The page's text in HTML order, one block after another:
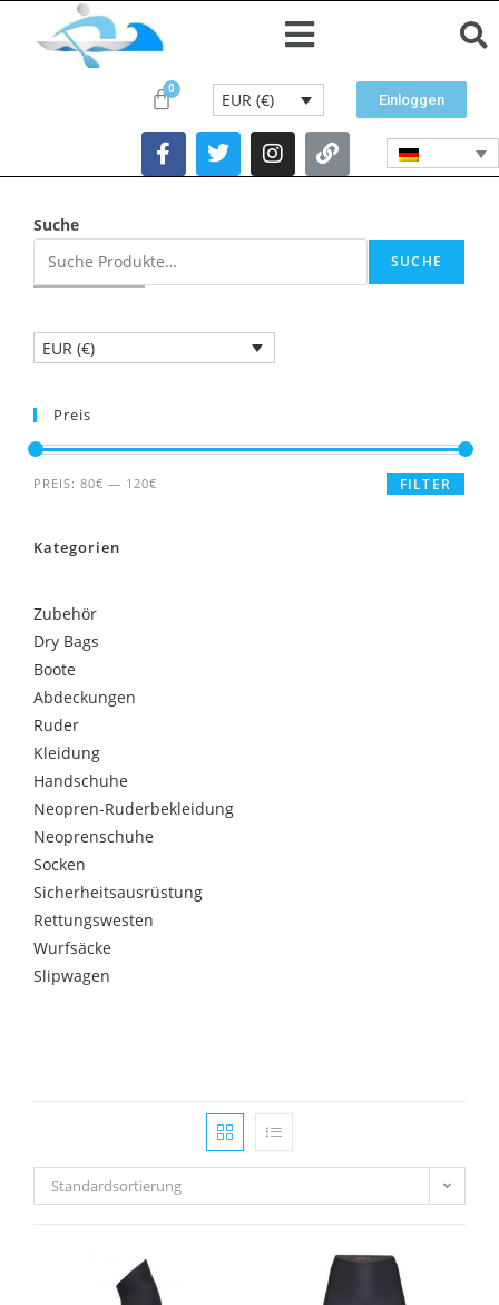
EUR (€) Einloggen
Suche
SUCHE
EUR (€)
Preis
FILTER
PREIS: 80€ — 120€
Kategorien
Zubehör
Dry Bags
Boote
Abdeckungen
Ruder
Kleidung
Handschuhe
Neopren-Ruderbekleidung
Neoprenschuhe
Socken
Sicherheitsausrüstung
Rettungswesten
Wurfsäcke
Slipwagen
Standardsortierung